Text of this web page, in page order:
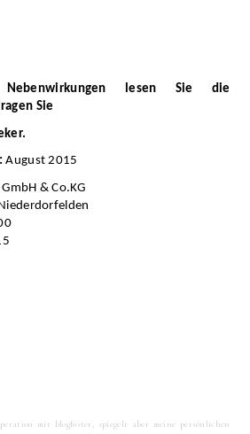
lesen Sie die
Sie
August 2015
& Co.KG
mit blogfoster, spiegelt aber meine persönlichen